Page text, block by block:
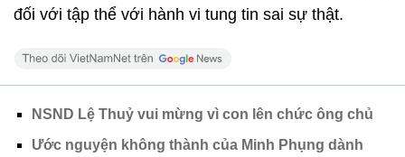
đối với tập thể với hành vi tung tin sai sự thật.
NSND Lệ Thuỷ vui mừng vì con lên chức ông chủ
Ước nguyện không thành của Minh Phụng dành